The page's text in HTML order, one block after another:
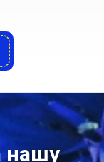
нашу